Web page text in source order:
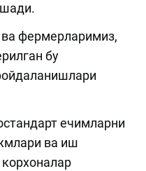
фермерларимиз,
бу
ечимларни
ва иш